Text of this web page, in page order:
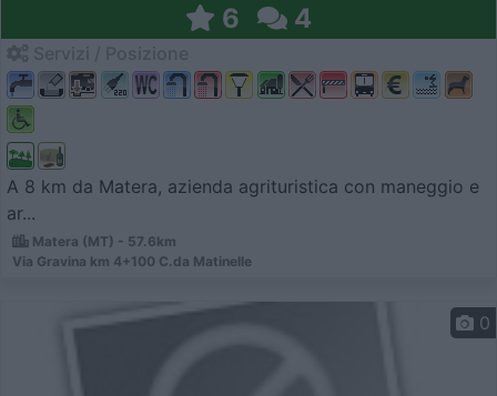
6 4
A 8 km da Matera, azienda agrituristica con maneggio e
ar...
Matera (MT) - 57.6km
Via Gravina km 4+100 C.da Matinelle
0